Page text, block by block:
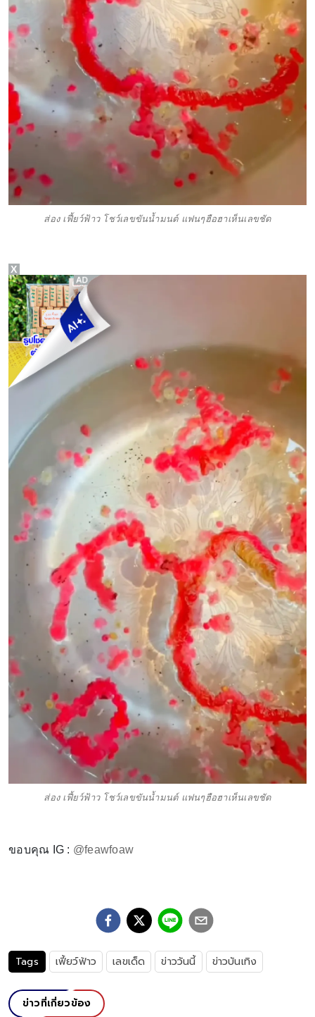
ส่อง เฟี้ยว์ฟ้าว โชว์เลขขันน้ำมนต์ แฟนๆฮือฮาเห็นเลขชัด
ส่อง เฟี้ยว์ฟ้าว โชว์เลขขันน้ำมนต์ แฟนๆฮือฮาเห็นเลขชัด
ขอบคุณ IG : @feawfoaw
Tags เฟี้ยว์ฟ้าว เลขเด็ด ข่าววันนี้ ข่าวบันเทิง
ข่าวที่เกี่ยวข้อง
X